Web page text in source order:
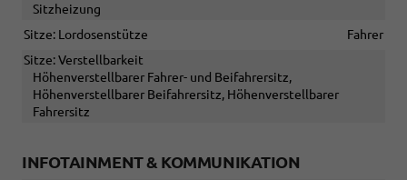
Sitzheizung
Sitze: Lordosenstütze
Fahrer
Sitze: Verstellbarkeit
Höhenverstellbarer Fahrer- und Beifahrersitz,
Höhenverstellbarer Beifahrersitz, Höhenverstellbarer
Fahrersitz
INFOTAINMENT & KOMMUNIKATION